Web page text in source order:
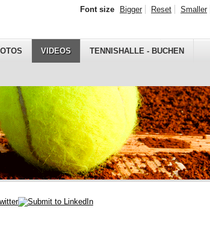
VIDEOS TENNISHALLE - BUCHEN
Font size Bigger Reset Smaller